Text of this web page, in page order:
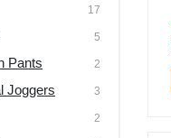
17
5
Pants 2
Joggers 3
2